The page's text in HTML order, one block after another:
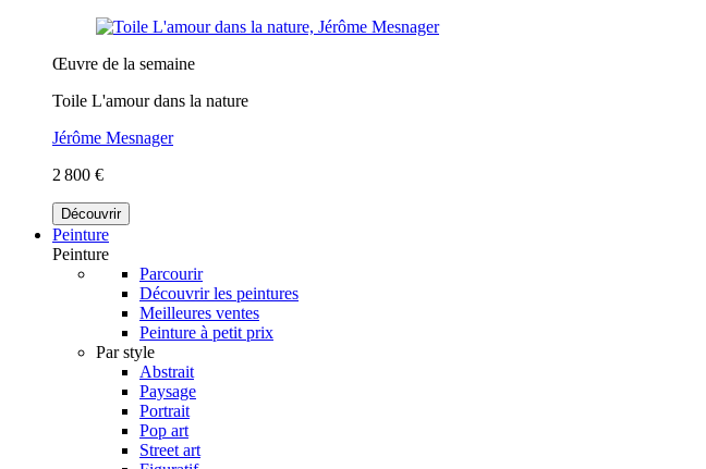
Œuvre de la semaine
Toile L'amour dans la nature
Jérôme Mesnager
2 800 €
Découvrir
Peinture
Peinture
Parcourir
Découvrir les peintures
Meilleures ventes
Peinture à petit prix
Par style
Abstrait
Paysage
Portrait
Pop art
Street art